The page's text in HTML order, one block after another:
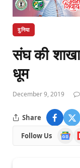
दुनिया
संघ की
धूम
December 9, 2019
Share
Follow Us
Google
News